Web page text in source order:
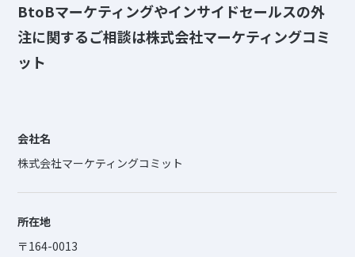
BtoBマーケティングやインサイドセールスの外
注に関するご相談は株式会社マーケティングコミ
ット
会社名
株式会社マーケティングコミット
所在地
〒164-0013